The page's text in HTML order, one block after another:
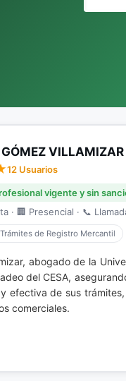
VILLAMIZAR
12 Usuarios
vigente y sin
· 🏢 Presencial · 📞
de Registro Mercantil
abogado de la
del CESA,
efectiva de sus
comerciales.